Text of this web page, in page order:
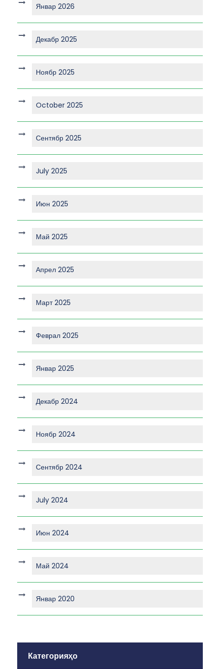
Январ 2026
Декабр 2025
Ноябр 2025
October 2025
Сентябр 2025
July 2025
Июн 2025
Май 2025
Апрел 2025
Март 2025
Феврал 2025
Январ 2025
Декабр 2024
Ноябр 2024
Сентябр 2024
July 2024
Июн 2024
Май 2024
Январ 2020
Категорияҳо